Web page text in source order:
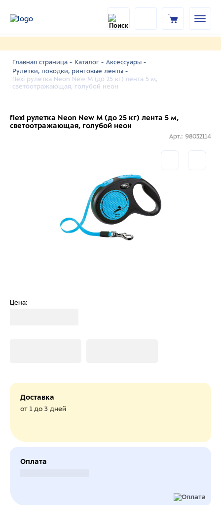
Главная страница - Каталог - Аксессуары -
Рулетки, поводки, ринговые ленты -
flexi рулетка Neon New M (до 25 кг) лента 5 м,
светоотражающая, голубой неон
flexi рулетка Neon New M (до 25 кг) лента 5 м,
светоотражающая, голубой неон
Арт.: 98032114
Цена:
Доставка
от 1 до 3 дней
Оплата